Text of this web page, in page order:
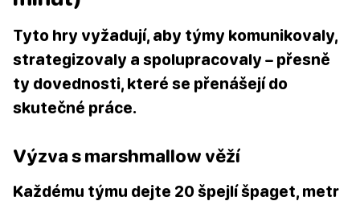
Tyto hry vyžadují, aby týmy komunikovaly,
strategizovaly a spolupracovaly – přesně
ty dovednosti, které se přenášejí do
skutečné práce.
Výzva s marshmallow věží
Každému týmu dejte 20 špejlí špaget, metr